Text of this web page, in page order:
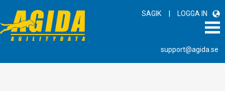
SAGIK | LOGGA IN
support@agida.se